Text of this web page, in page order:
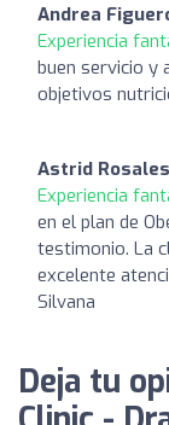
Andrea
Experiencia
buen servicio y
objetivos
Astrid Rosales
Experiencia
en el plan de
testimonio. La
excelente
Silvana
Deja tu